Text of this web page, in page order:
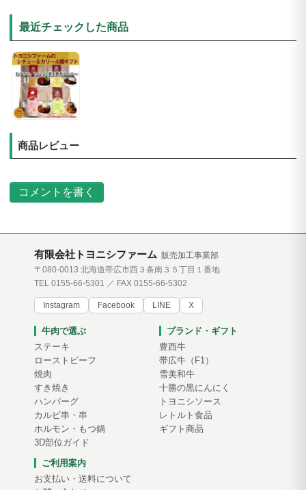
最近チェックした商品
商品レビュー
コメントを書く
有限会社トヨニシファーム 販売加工事業部
〒080-0013 北海道帯広市西３条南３５丁目１番地
TEL 0155-66-5301 ／ FAX 0155-66-5302
Instagram Facebook LINE X
牛肉で選ぶ
ステーキ
ローストビーフ
焼肉
すき焼き
ハンバーグ
カルビ串・串
ホルモン・もつ鍋
3D部位ガイド
ブランド・ギフト
豊西牛
帯広牛（F1）
雪美和牛
十勝の黒にんにく
トヨニシソース
レトルト食品
ギフト商品
ご利用案内
お支払い・送料について